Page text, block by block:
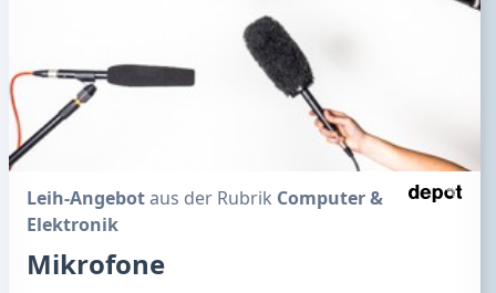
Leih-Angebotaus der Rubrik Computer &
Elektronik
Mikrofone